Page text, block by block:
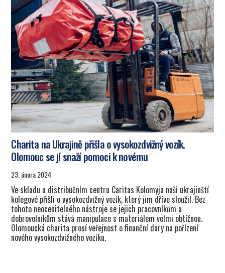
Charita na Ukrajině přišla o vysokozdvižný vozík.
Olomouc se jí snaží pomoci k novému
23. února 2024
Ve skladu a distribučním centru Caritas Kolomyja naši ukrajinští
kolegové přišli o vysokozdvižný vozík, který jim dříve sloužil. Bez
tohoto neocenitelného nástroje se jejich pracovníkům a
dobrovolníkům stává manipulace s materiálem velmi obtížnou.
Olomoucká charita prosí veřejnost o finanční dary na pořízení
nového vysokozdvižného vozíku.